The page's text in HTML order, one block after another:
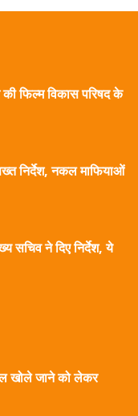
की फिल्म विकास परिषद के
निर्देश, नकल माफियाओं
सचिव ने दिए निर्देश, ये
खोले जाने को लेकर